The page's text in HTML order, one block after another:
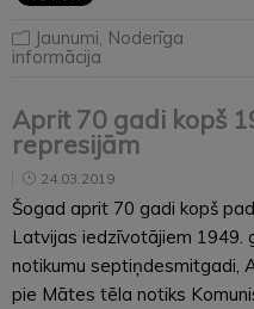
Jaunumi Noderīga
informācija
Aprit 70 gadi kopš
represijām
24.03.2019
Šogad aprit 70 gadi kopš
Latvijas iedzīvotājiem 1949.
notikumu septiņdesmitgadi,
pie Mātes tēla notiks